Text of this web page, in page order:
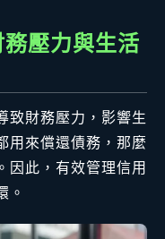
壓力與生活
致財務壓力，影響生
用來償還債務，那麼
因此，有效管理信用
。